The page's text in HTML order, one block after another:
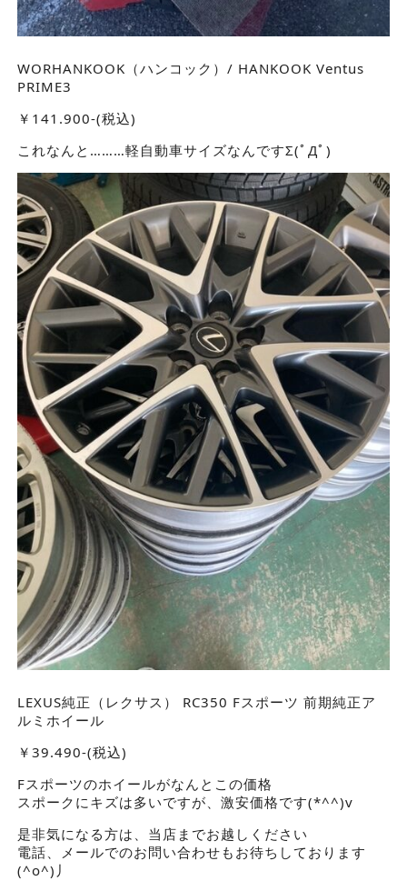
WORHANKOOK（ハンコック）/ HANKOOK Ventus
PRIME3
￥141.900-(税込)
これなんと………軽自動車サイズなんですΣ(ﾟДﾟ)
LEXUS純正（レクサス） RC350 Fスポーツ 前期純正ア
ルミホイール
￥39.490-(税込)
Fスポーツのホイールがなんとこの価格
スポークにキズは多いですが、激安価格です(*^^)v
是非気になる方は、当店までお越しください
電話、メールでのお問い合わせもお待ちしております
(^o^)丿